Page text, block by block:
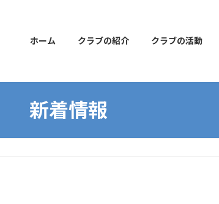
ホーム クラブの紹介 クラブの活動
新着情報